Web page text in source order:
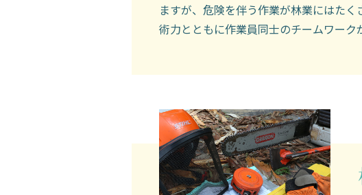
ますが、危険を伴う作業が林業にはた
術力とともに作業員同士のチームワーク